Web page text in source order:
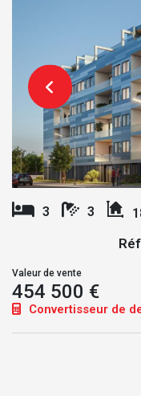
3 3
Valeur de vente
454 500 €
Convertisseur de